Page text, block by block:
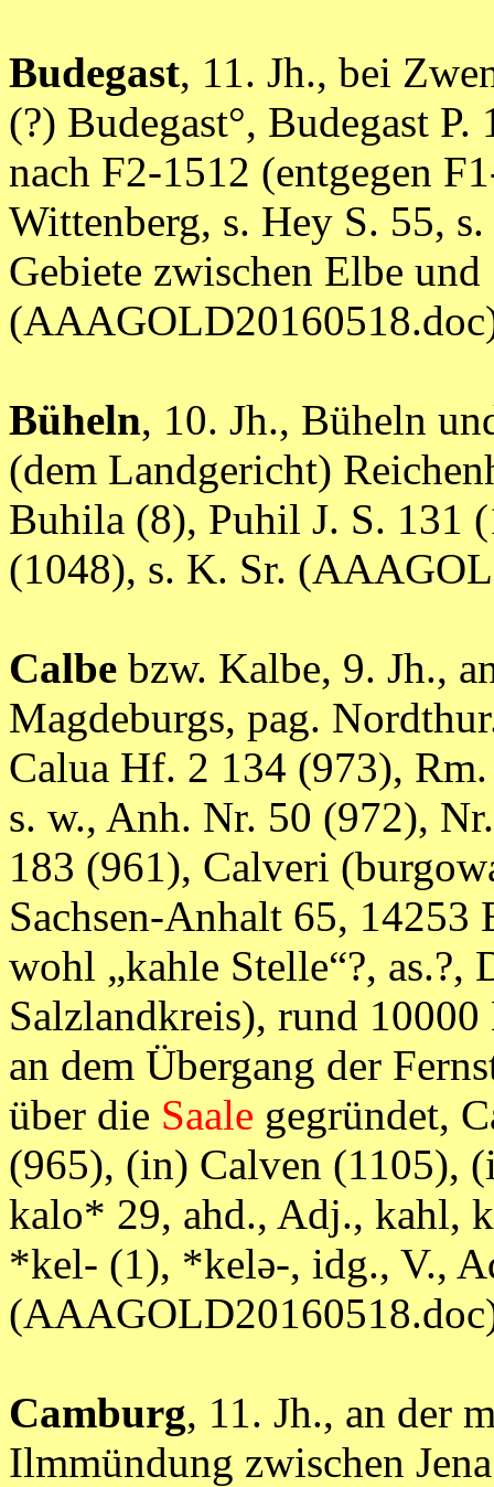
Budegast, 11. Jh., bei
(?) Budegast°, Budegast
nach F2-1512 (entgegen
Wittenberg, s. Hey S. 55,
Gebiete zwischen Elbe und
Büheln, 10. Jh., Büheln
(dem Landgericht)
Buhila (8), Puhil J. S. 131
(1048), s. K. Sr.
Calbe bzw. Kalbe, 9. Jh.,
Magdeburgs, pag.
Calua Hf. 2 134 (973),
s. w., Anh. Nr. 50 (972),
183 (961), Calveri
Sachsen-Anhalt 65, 14253
wohl „kahle Stelle“?, as.?,
Salzlandkreis), rund
an dem Übergang der
über die Saale gegründet,
(965), (in) Calven (1105),
kalo* 29, ahd., Adj., kahl,
*kel- (1), *kelə-, idg., V.,
Camburg, 11. Jh., an der
Ilmmündung zwischen